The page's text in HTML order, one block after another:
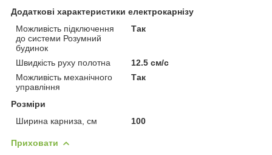
Додаткові характеристики електрокарнізу
Можливість підключення
до системи Розумний
будинок
Так
Швидкість руху полотна
12.5 см/с
Можливість механічного
управління
Так
Розміри
Ширина карниза, см
100
Приховати